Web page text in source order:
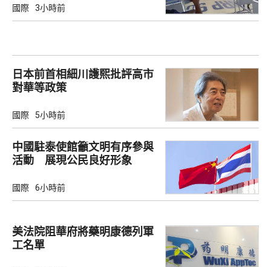
國際 3小時前
日本前首相細川護熙批評高市
對華等政策
國際 5小時前
中國駐泰使館籲文明有序參與
活動 展現公民良好形象
國際 6小時前
美法院阻華府將藥明康德列軍
工名單